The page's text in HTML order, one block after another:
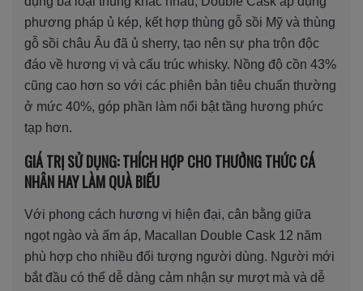
phương pháp ủ kép, kết hợp thùng gỗ sồi Mỹ và thùng
gỗ sồi châu Âu đã ủ sherry, tạo nên sự pha trộn độc
đáo về hương vị và cấu trúc whisky. Nồng độ cồn 43%
cũng cao hơn so với các phiên bản tiêu chuẩn thường
ở mức 40%, góp phần làm nổi bật tầng hương phức
tạp hơn.
GIÁ TRỊ SỬ DỤNG: THÍCH HỢP CHO THƯỞNG THỨC CÁ
NHÂN HAY LÀM QUÀ BIẾU
Với phong cách hương vị hiện đại, cân bằng giữa
ngọt ngào và ấm áp, Macallan Double Cask 12 năm
phù hợp cho nhiều đối tượng người dùng. Người mới
bắt đầu có thể dễ dàng cảm nhận sự mượt mà và dễ